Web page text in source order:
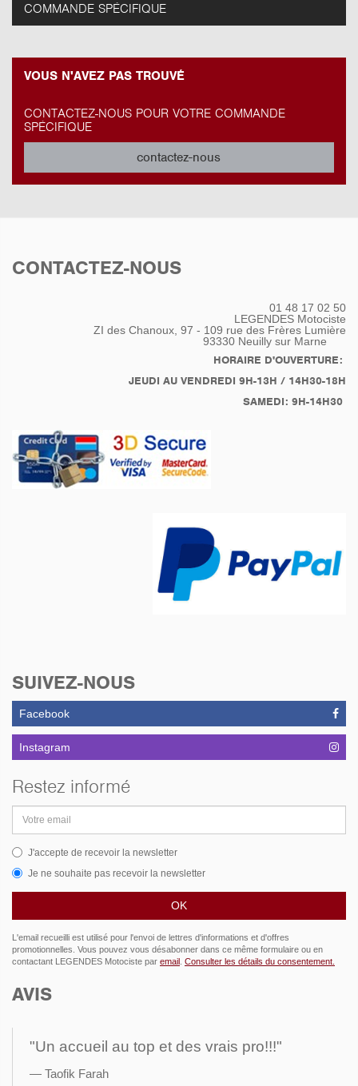
COMMANDE SPÉCIFIQUE
VOUS N'AVEZ PAS TROUVÉ
CONTACTEZ-NOUS POUR VOTRE COMMANDE
SPÉCIFIQUE
contactez-nous
CONTACTEZ-NOUS
01 48 17 02 50
LEGENDES Motociste
ZI des Chanoux, 97 - 109 rue des Frères Lumière
93330 Neuilly sur Marne
HORAIRE D'OUVERTURE:
JEUDI AU VENDREDI 9H-13H / 14H30-18H
SAMEDI: 9H-14H30
SUIVEZ-NOUS
Facebook
Instagram
Restez informé
email
J'accepte de recevoir la newsletter
Je ne souhaite pas recevoir la newsletter
L'email recueilli est utilisé pour l'envoi de lettres d'informations et d'offres
promotionnelles. Vous pouvez vous désabonner dans ce même formulaire ou en
contactant LEGENDES Motociste par email Consulter les détails du consentement.
AVIS
"Un accueil au top et des vrais pro!!!"
Taofik Farah